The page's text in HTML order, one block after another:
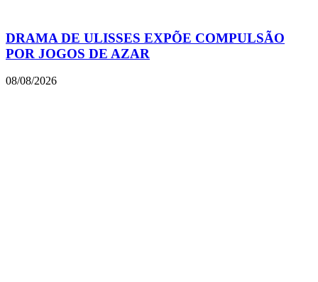
DRAMA DE ULISSES EXPÕE COMPULSÃO
POR JOGOS DE AZAR
08/08/2026